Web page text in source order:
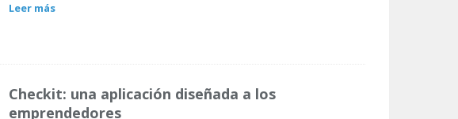
Leer más
Checkit: una aplicación diseñada a los
emprendedores